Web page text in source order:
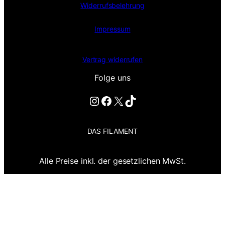
Widerrufsbelehrung
Impressum
Vertrag widerrufen
Folge uns
Instagram Facebook X TikTok
DAS FILAMENT
Alle Preise inkl. der gesetzlichen MwSt.